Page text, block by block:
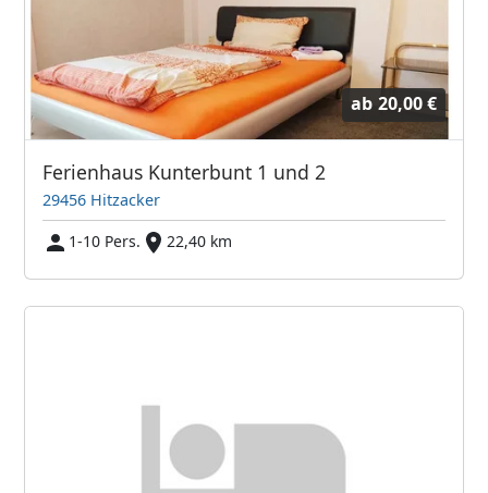
ab 20,00 €
Ferienhaus Kunterbunt 1 und 2
29456 Hitzacker
1-10 Pers.
22,40 km